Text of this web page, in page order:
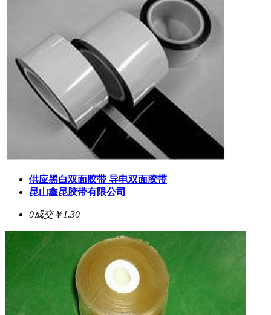
供应黑白双面胶带 导电双面胶带
昆山鑫昆胶带有限公司
0成交￥1.30